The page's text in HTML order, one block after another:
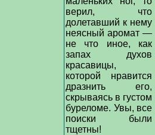
верил, что
долетавший к нему
неясный аромат —
не что иное, как
запах духов
красавицы,
которой нравится
дразнить его,
скрываясь в густом
буреломе. Увы, все
поиски были
тщетны!